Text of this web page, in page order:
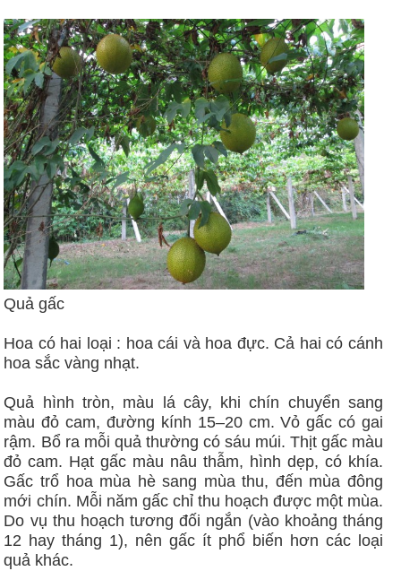
Quả gấc
Hoa có hai loại : hoa cái và hoa đực. Cả hai có cánh
hoa sắc vàng nhạt.
Quả hình tròn, màu lá cây, khi chín chuyển sang
màu đỏ cam, đường kính 15–20 cm. Vỏ gấc có gai
rậm. Bổ ra mỗi quả thường có sáu múi. Thịt gấc màu
đỏ cam. Hạt gấc màu nâu thẫm, hình dẹp, có khía.
Gấc trổ hoa mùa hè sang mùa thu, đến mùa đông
mới chín. Mỗi năm gấc chỉ thu hoạch được một mùa.
Do vụ thu hoạch tương đối ngắn (vào khoảng tháng
12 hay tháng 1), nên gấc ít phổ biến hơn các loại
quả khác.